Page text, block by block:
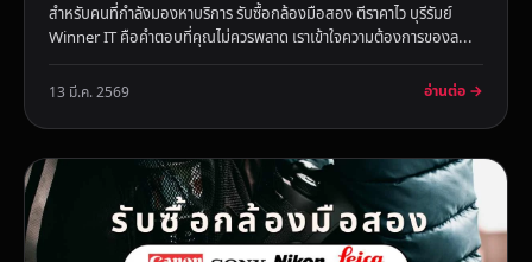
สำหรับคนที่กำลังมองหาบริการ รับซื้อกล้องมือสอง ตีราคาไว บุรีรัมย์
Winner IT คือคำตอบที่คุณไม่ควรพลาด เราเข้าใจความต้องการของล...
13 มี.ค. 2569 อ่านต่อ →